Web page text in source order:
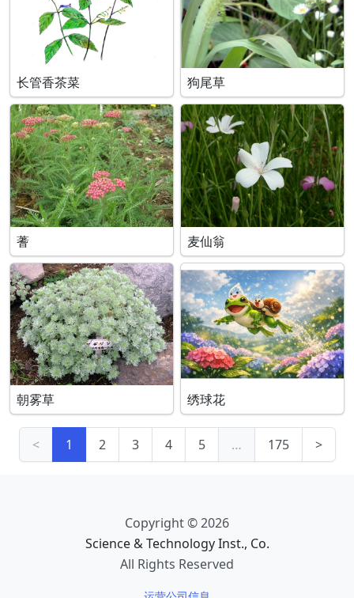
长管香茶菜 狗尾草
蓍 麦仙翁
朝雾草 绣球花
< 1 2 3 4 5 … 175 >
Copyright © 2026
Science & Technology Inst., Co.
All Rights Reserved